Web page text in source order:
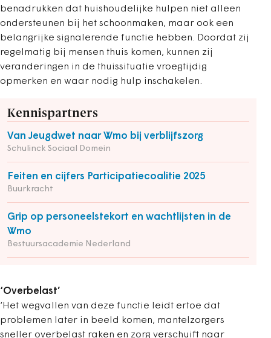
benadrukken dat huishoudelijke hulpen niet alleen
ondersteunen bij het schoonmaken, maar ook een
belangrijke signalerende functie hebben. Doordat zij
regelmatig bij mensen thuis komen, kunnen zij
veranderingen in de thuissituatie vroegtijdig
opmerken en waar nodig hulp inschakelen.
Kennispartners
Van Jeugdwet naar Wmo bij verblijfszorg
Schulinck Sociaal Domein
Feiten en cijfers Participatiecoalitie 2025
Buurkracht
Grip op personeelstekort en wachtlijsten in de
Wmo
Bestuursacademie Nederland
‘Overbelast’
‘Het wegvallen van deze functie leidt ertoe dat
problemen later in beeld komen, mantelzorgers
sneller overbelast raken en zorg verschuift naar